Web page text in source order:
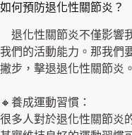
如何預防退化性關節炎？
退化性關節炎不僅影響
我們的活動能力。那我們
撇步，擊退退化性關節炎。
🔸養成運動習慣：
很多人對於退化性關節炎